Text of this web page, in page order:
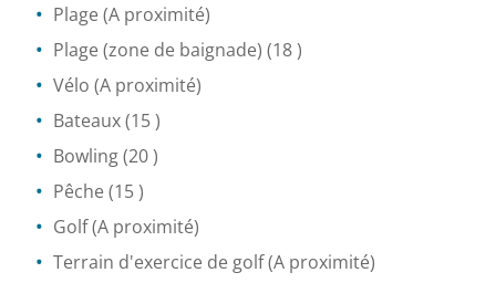
Plage (A proximité)
Plage (zone de baignade) (18 )
Vélo (A proximité)
Bateaux(15 )
Bowling(20 )
Pêche (15 )
Golf(A proximité)
Terrain d'exercice de golf(A proximité)